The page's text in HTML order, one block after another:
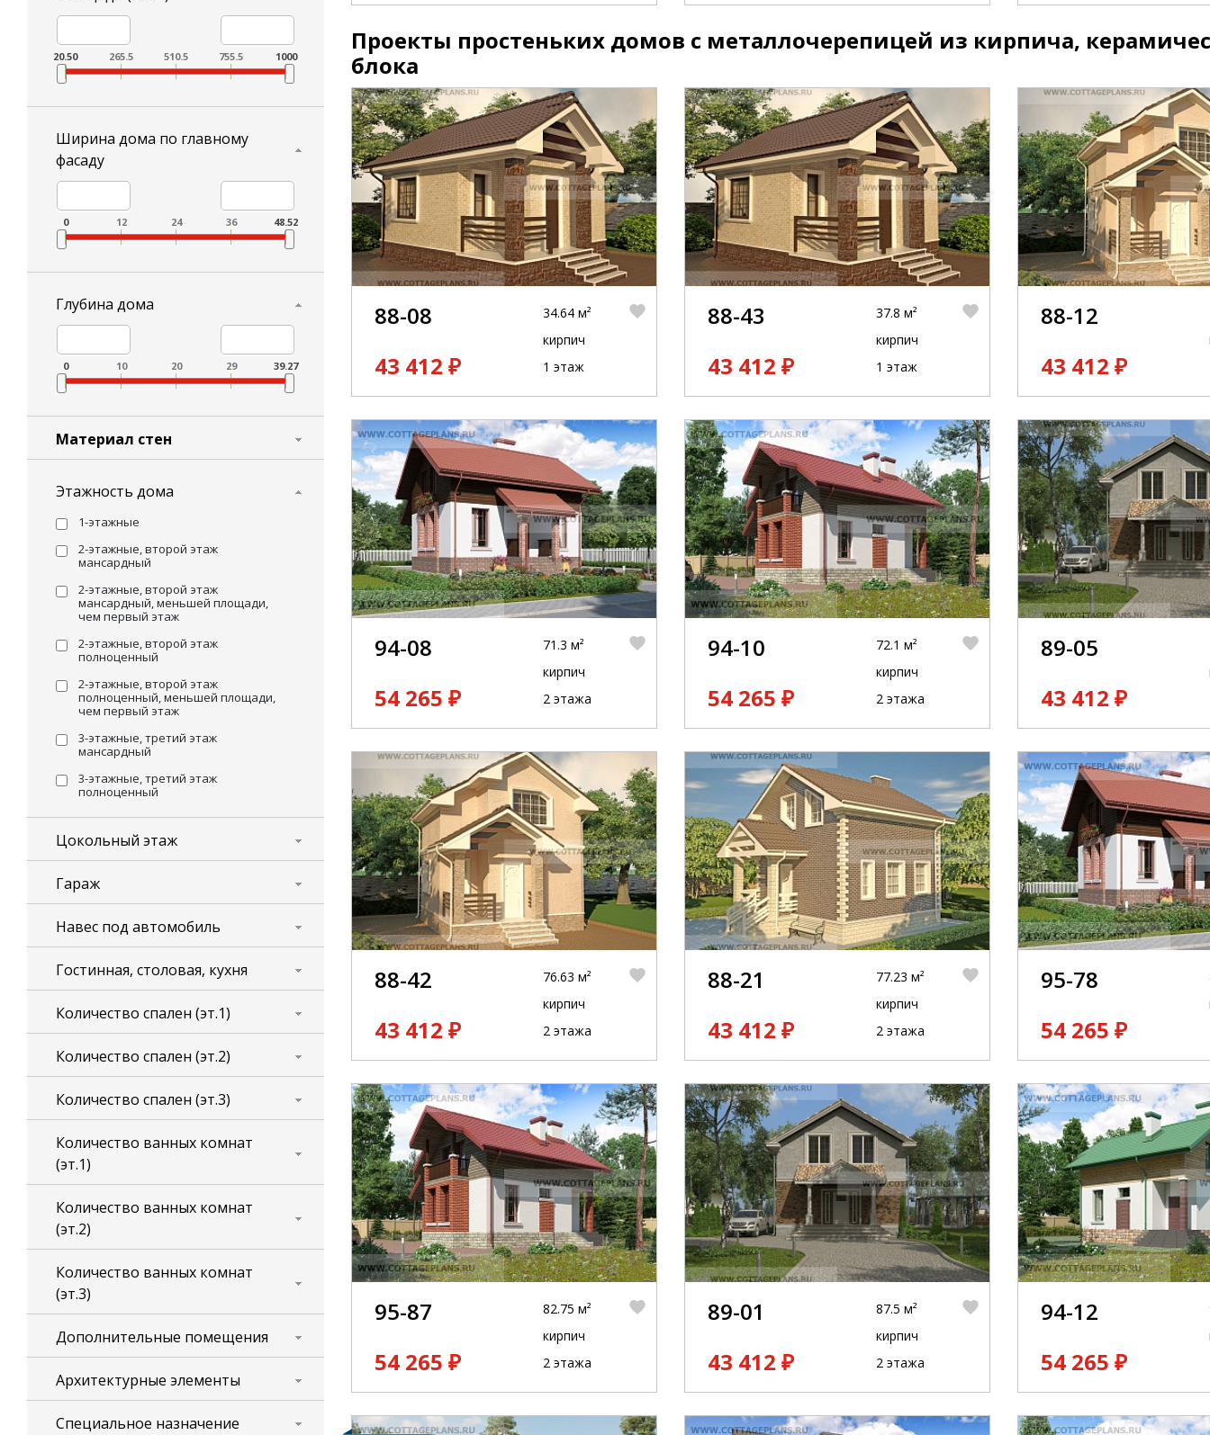
20.50 265.5 510.5 755.5 1000
Ширина дома по главному
фасаду
0 12 24 36 48.52
Глубина дома
0 10 20 29 39.27
Материал стен
Этажность дома
1-этажные
2-этажные, второй этаж
мансардный
2-этажные, второй этаж
мансардный, меньшей площади,
чем первый этаж
2-этажные, второй этаж
полноценный
2-этажные, второй этаж
полноценный, меньшей площади,
чем первый этаж
3-этажные, третий этаж
мансардный
3-этажные, третий этаж
полноценный
Цокольный этаж
Гараж
Навес под автомобиль
Гостинная, столовая, кухня
Количество спален (эт.1)
Количество спален (эт.2)
Количество спален (эт.3)
Количество ванных комнат
(эт.1)
Количество ванных комнат
(эт.2)
Количество ванных комнат
(эт.3)
Дополнительные помещения
Архитектурные элементы
Специальное назначение
Проекты простеньких домов с металлочерепицей из кирпича,
блока
88-08
43 412 ₽
34.64 м²
кирпич
1 этаж
88-43
43 412 ₽
37.8 м²
кирпич
1 этаж
88-12
43 412 ₽
94-08
54 265 ₽
71.3 м²
кирпич
2 этажа
94-10
54 265 ₽
72.1 м²
кирпич
2 этажа
89-05
43 412 ₽
88-42
43 412 ₽
76.63 м²
кирпич
2 этажа
88-21
43 412 ₽
77.23 м²
кирпич
2 этажа
95-78
54 265 ₽
95-87
54 265 ₽
82.75 м²
кирпич
2 этажа
89-01
43 412 ₽
87.5 м²
кирпич
2 этажа
94-12
54 265 ₽